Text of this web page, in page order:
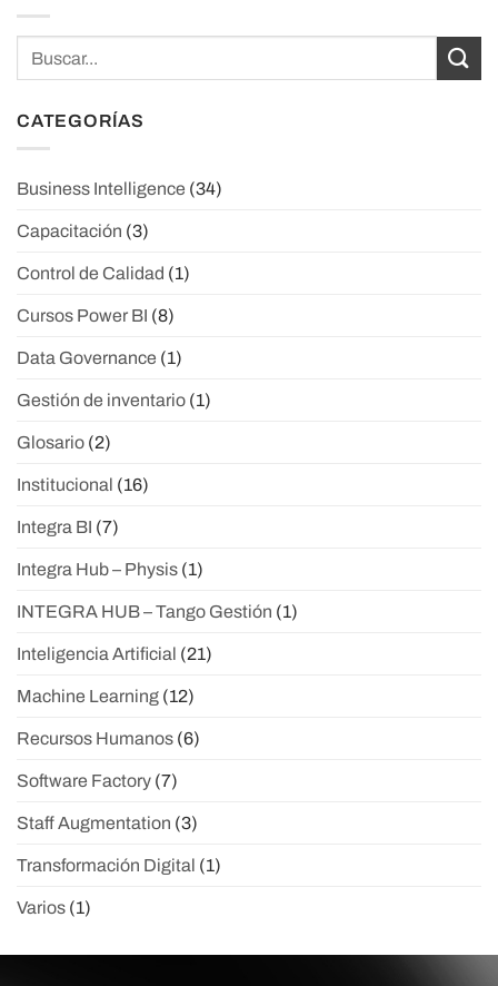
CATEGORÍAS
Business Intelligence (34)
Capacitación (3)
Control de Calidad (1)
Cursos Power BI (8)
Data Governance (1)
Gestión de inventario (1)
Glosario (2)
Institucional (16)
Integra BI (7)
Integra Hub – Physis (1)
INTEGRA HUB – Tango Gestión (1)
Inteligencia Artificial (21)
Machine Learning (12)
Recursos Humanos (6)
Software Factory (7)
Staff Augmentation (3)
Transformación Digital (1)
Varios (1)